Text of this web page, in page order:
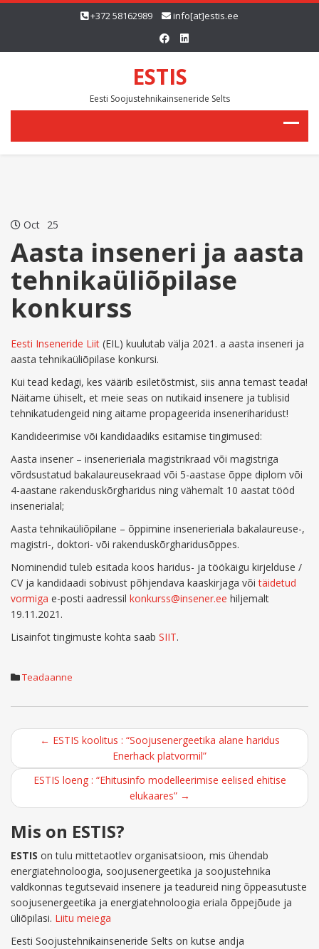
+372 58162989 info[at]estis.ee
ESTIS
Eesti Soojustehnikainseneride Selts
Oct 25
Aasta inseneri ja aasta
tehnikaüliõpilase
konkurss
Eesti Inseneride Liit (EIL) kuulutab välja 2021. a aasta inseneri ja
aasta tehnikaüliõpilase konkursi.
Kui tead kedagi, kes väärib esiletõstmist, siis anna temast teada!
Näitame ühiselt, et meie seas on nutikaid insenere ja tublisid
tehnikatudengeid ning aitame propageerida inseneriharidust!
Kandideerimise või kandidaadiks esitamise tingimused:
Aasta insener – insenerieriala magistrikraad või magistriga
võrdsustatud bakalaureusekraad või 5-aastase õppe diplom või
4-aastane rakenduskõrgharidus ning vähemalt 10 aastat tööd
insenerialal;
Aasta tehnikaüliõpilane – õppimine insenerieriala bakalaureuse-,
magistri-, doktori- või rakenduskõrgharidusõppes.
Nominendid tuleb esitada koos haridus- ja töökäigu kirjelduse /
CV ja kandidaadi sobivust põhjendava kaaskirjaga võitäidetud
vormiga e-posti aadressil konkurss@insener.ee hiljemalt
19.11.2021.
Lisainfot tingimuste kohta saab SIIT.
Teadaanne
Post
navigation
← ESTIS koolitus : “Soojusenergeetika alane haridus
Enerhack platvormil”
ESTIS loeng : “Ehitusinfo modelleerimise eelised ehitise
elukaares” →
Mis on ESTIS?
ESTIS on tulu mittetaotlev organisatsioon, mis ühendab
energiatehnoloogia, soojusenergeetika ja soojustehnika
valdkonnas tegutsevaid insenere ja teadureid ning õppeasutuste
soojusenergeetika ja energiatehnoloogia eriala õppejõude ja
üliõpilasi. Liitu meiega
Eesti Soojustehnikainseneride Selts on kutse andja